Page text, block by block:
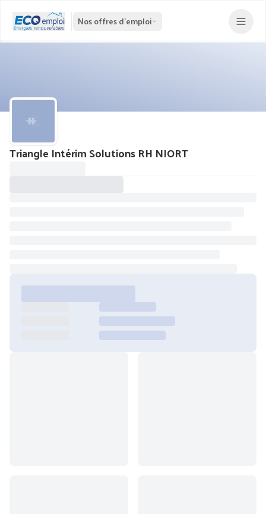
Nos offres d'emploi
Triangle Intérim Solutions RH NIORT